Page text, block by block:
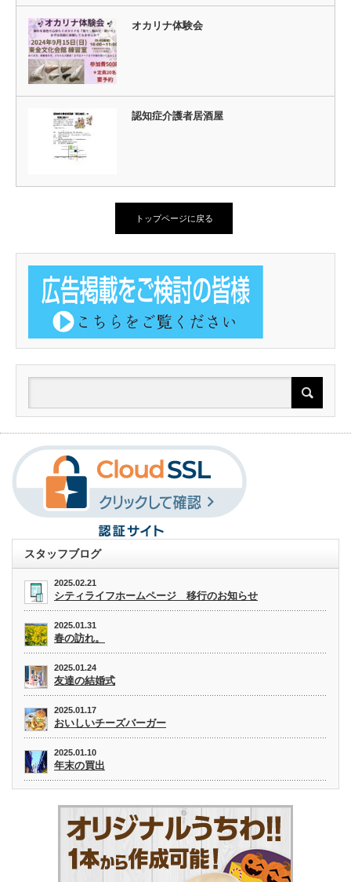
オカリナ体験会
認知症介護者居酒屋
トップページに戻る
スタッフブログ
2025.02.21
シティライフホームページ 移行のお知らせ
2025.01.31
春の訪れ。
2025.01.24
友達の結婚式
2025.01.17
おいしいチーズバーガー
2025.01.10
年末の買出